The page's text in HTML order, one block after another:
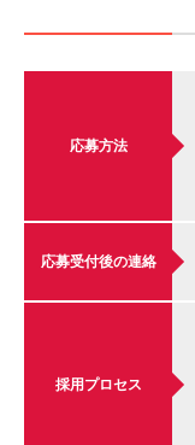
応募方法
応募受付後の連絡
採用プロセス